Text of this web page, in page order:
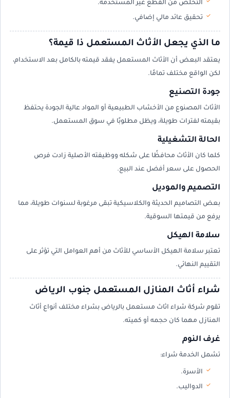
التخلص من القطع غير المستخدمة.
تحقيق عائد مالي إضافي.
ما الذي يجعل الأثاث المستعمل ذا قيمة؟
يعتقد البعض أن الأثاث المستعمل يفقد قيمته بالكامل بعد الاستخدام،
لكن الواقع مختلف تمامًا.
جودة التصنيع
الأثاث المصنوع من الأخشاب الطبيعية أو المواد عالية الجودة يحتفظ
بقيمته لفترات طويلة، ويظل مطلوبًا في سوق المستعمل.
الحالة التشغيلية
كلما كان الأثاث محافظًا على شكله ووظيفته الأصلية زادت فرص
الحصول على سعر أفضل عند البيع.
التصميم والموديل
بعض التصاميم الحديثة والكلاسيكية تبقى مرغوبة لسنوات طويلة، مما
يرفع من قيمتها السوقية.
سلامة الهيكل
تعتبر سلامة الهيكل الأساسي للأثاث من أهم العوامل التي تؤثر على
التقييم النهائي.
شراء أثاث المنازل المستعمل جنوب الرياض
تقوم شركة شراء اثاث مستعمل بالرياض بشراء مختلف أنواع أثاث
المنازل مهما كان حجمه أو كميته.
غرف النوم
تشمل الخدمة شراء:
الأسرة.
الدواليب.